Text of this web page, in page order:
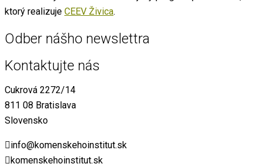
ktorý realizuje CEEV Živica.
Odber nášho newslettra
Kontaktujte nás
Cukrová 2272/14
811 08 Bratislava
Slovensko
info@komenskehoinstitut.sk
komenskehoinstitut.sk